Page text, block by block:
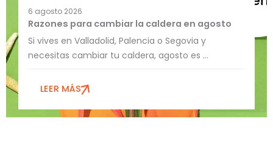
6 agosto 2026
Razones para cambiar la caldera en agosto
Si vives en Valladolid, Palencia o Segovia y
necesitas cambiar tu caldera, agosto es ...
LEER MÁS